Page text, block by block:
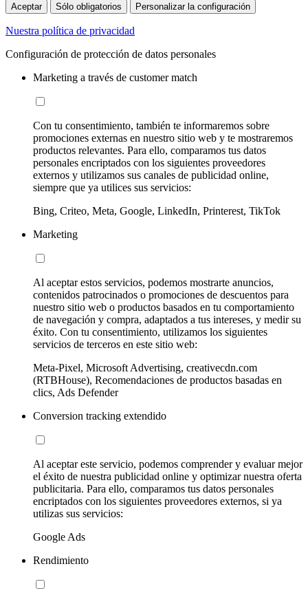
Aceptar Sólo obligatorios Personalizar la configuración
Nuestra política de privacidad
Configuración de protección de datos personales
Marketing a través de customer match
Con tu consentimiento, también te informaremos sobre
promociones externas en nuestro sitio web y te mostraremos
productos relevantes. Para ello, comparamos tus datos
personales encriptados con los siguientes proveedores
externos y utilizamos sus canales de publicidad online,
siempre que ya utilices sus servicios:
Bing, Criteo, Meta, Google, LinkedIn, Printerest, TikTok
Marketing
Al aceptar estos servicios, podemos mostrarte anuncios,
contenidos patrocinados o promociones de descuentos para
nuestro sitio web o productos basados en tu comportamiento
de navegación y compra, adaptados a tus intereses, y medir su
éxito. Con tu consentimiento, utilizamos los siguientes
servicios de terceros en este sitio web:
Meta-Pixel, Microsoft Advertising, creativecdn.com
(RTBHouse), Recomendaciones de productos basadas en
clics, Ads Defender
Conversion tracking extendido
Al aceptar este servicio, podemos comprender y evaluar mejor
el éxito de nuestra publicidad online y optimizar nuestra oferta
publicitaria. Para ello, comparamos tus datos personales
encriptados con los siguientes proveedores externos, si ya
utilizas sus servicios:
Google Ads
Rendimiento